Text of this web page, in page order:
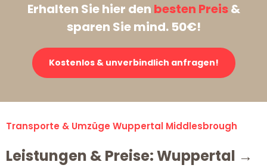
Erhalten Sie hier den besten Preis&
sparen Sie mind. 50€!
Kostenlos & unverbindlich anfragen!
Transporte & Umzüge Wuppertal Middlesbrough
Leistungen & Preise: Wuppertal →